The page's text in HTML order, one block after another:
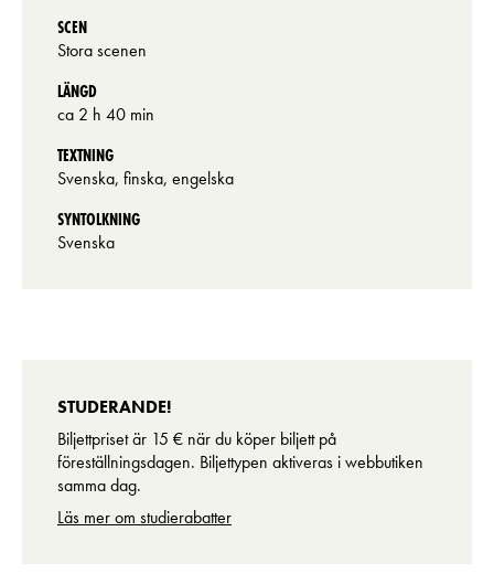
SCEN
Stora scenen
LÄNGD
ca 2 h 40 min
TEXTNING
Svenska, finska, engelska
SYNTOLKNING
Svenska
STUDERANDE!
Biljettpriset är 15 € när du köper biljett på
föreställningsdagen. Biljettypen aktiveras i webbutiken
samma dag.
Läs mer om studierabatter